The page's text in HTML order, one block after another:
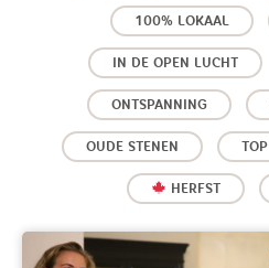
100% LOKAAL
IN DE OPEN LUCHT
ONTSPANNING
OUDE STENEN TOP
HERFST